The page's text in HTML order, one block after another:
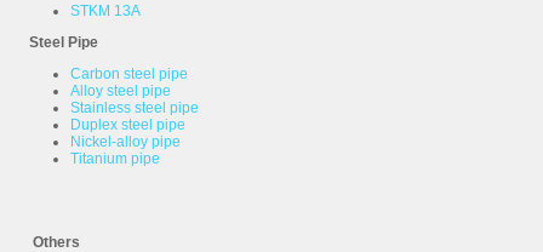
STKM 13A
Steel Pipe
Carbon steel pipe
Alloy steel pipe
Stainless steel pipe
Duplex steel pipe
Nickel-alloy pipe
Titanium pipe
Others